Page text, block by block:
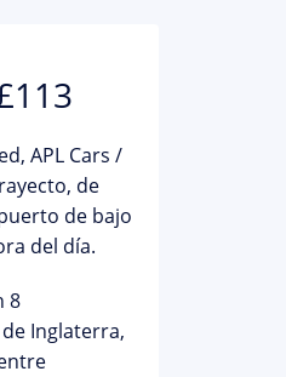
APL Cars /
de
de bajo
del día.
8
Inglaterra,